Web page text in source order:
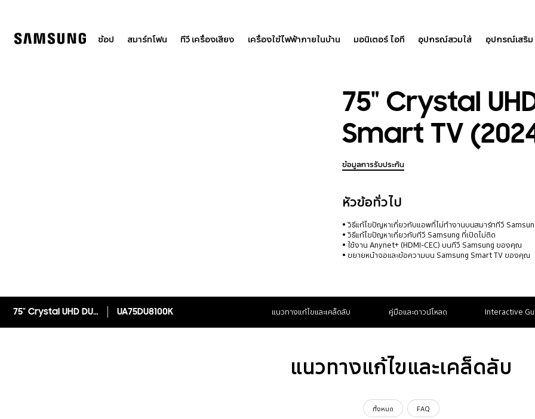
ช้อป สมาร์ทโฟน ทีวี เครื่องเสียง เครื่องใช้ไฟฟ้าภายในบ้าน มอนิเตอร์ ไอที อุปกรณ์สวมใส่ อุปกรณ์เสริม
75" Crystal
Smart TV
ข้อมูลการรับประกัน
หัวข้อทั่วไป
วิธีแก้ไขปัญหาเกี่ยวกับแอพที่ไม่ทำงานบนสมาร์ททีวี
วิธีแก้ไขปัญหาเกี่ยวกับทีวี Samsung ที่เปิดไม่ติด
ใช้งาน Anynet+ (HDMI-CEC) บนทีวี Samsung ของคุณ
ขยายหน้าจอและข้อความบน Samsung Smart TV ของคุณ
75" Crystal UHD DU8100 4K Smart TV (2024) UA75DU8100K แนวทางแก้ไขและเคล็ดลับ คู่มือและดาวน์โหลด Interactive
แนวทางแก้ไขและเคล็ดลับ
ทั้งหมด FAQ